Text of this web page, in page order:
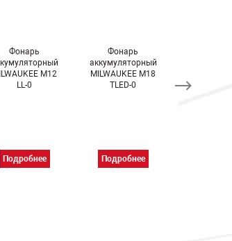
Фонарь
M12
LL-0
Подробнее
Фонарь
аккумуляторный
MILWAUKEE M18
TLED-0
Подробнее